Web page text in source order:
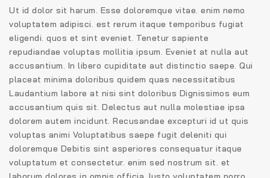
Ut id dolor sit harum. Esse doloremque vitae. enim nemo
voluptatem adipisci. est rerum itaque temporibus fugiat
eligendi. quos et sint eveniet. Tenetur sapiente
repudiandae voluptas mollitia ipsum. Eveniet at nulla aut
accusantium. In libero cupiditate aut distinctio saepe. Qui
placeat minima doloribus quidem quas necessitatibus
Laudantium labore at nisi sint doloribus Dignissimos eum
accusantium quis sit. Delectus aut nulla molestiae ipsa
dolorem autem incidunt. Recusandae excepturi id ut quis
voluptas animi Voluptatibus saepe fugit deleniti qui
doloremque Debitis sint asperiores consequatur itaque
voluptatum et consectetur. enim sed nostrum sit. et